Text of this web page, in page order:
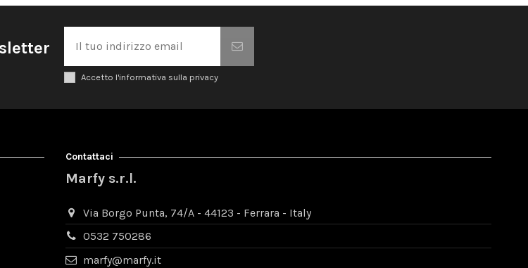
Accetto l'informativa sulla privacy
Contattaci
Marfy s.r.l.
Via Borgo Punta, 74/A - 44123 - Ferrara - Italy
0532 750286
marfy@marfy.it